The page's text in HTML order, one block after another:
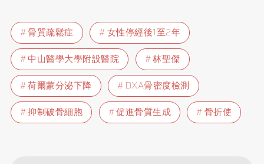
骨質疏鬆症
女性停經後1至2年
中山醫學大學附設醫院
林聖傑
荷爾蒙分泌下降
DXA骨密度檢測
抑制破骨細胞
促進骨質生成 骨折使